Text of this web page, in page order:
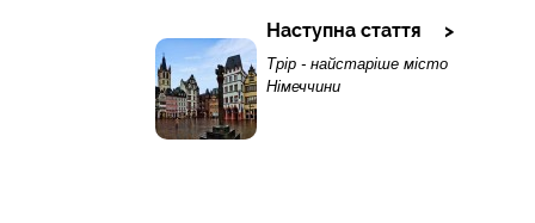
Наступна стаття
Трір - найстаріше місто
Німеччини